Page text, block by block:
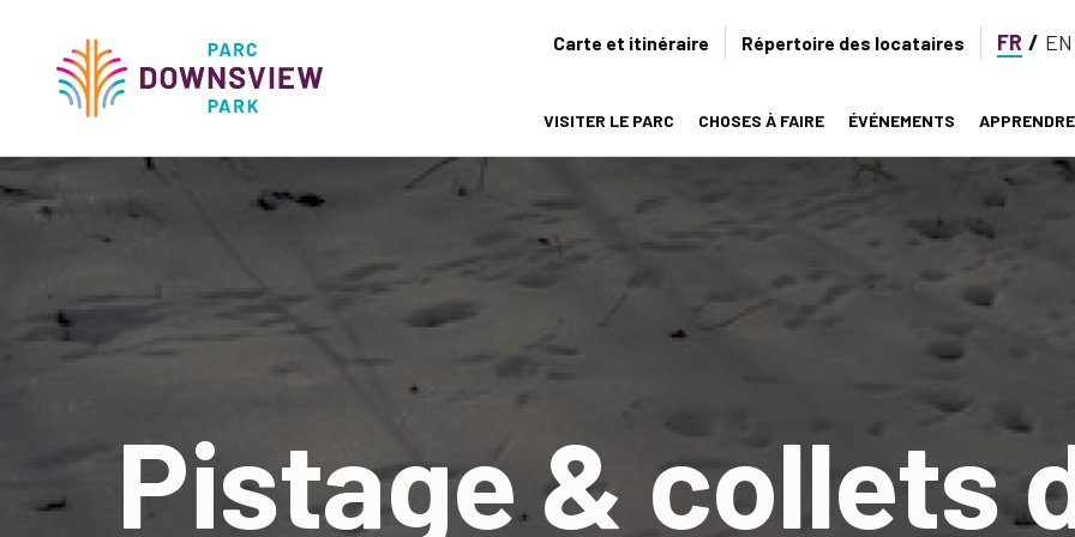
content
Downsview Park
Secondary
navigation
Carte et itinéraire Répertoire des locataires FR EN
navigation
VISITER LE PARC CHOSES À FAIRE ÉVÉNEMENTS
Pistage & collets